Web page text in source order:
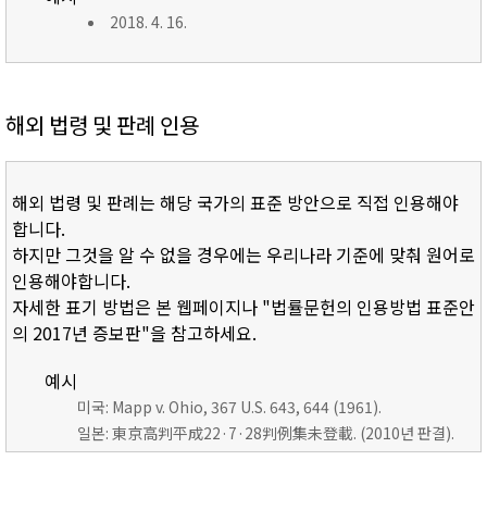
2018. 4. 16.
해외 법령 및 판례 인용
해외 법령 및 판례는 해당 국가의 표준 방안으로 직접 인용해야
합니다.
하지만 그것을 알 수 없을 경우에는 우리나라 기준에 맞춰 원어로
인용해야합니다.
자세한 표기 방법은 본 웹페이지나 "법률문헌의 인용방법 표준안
의 2017년 증보판"을 참고하세요.
예시
미국: Mapp v. Ohio, 367 U.S. 643, 644 (1961).
일본: 東京高判平成22·7·28判例集未登載. (2010년 판결).